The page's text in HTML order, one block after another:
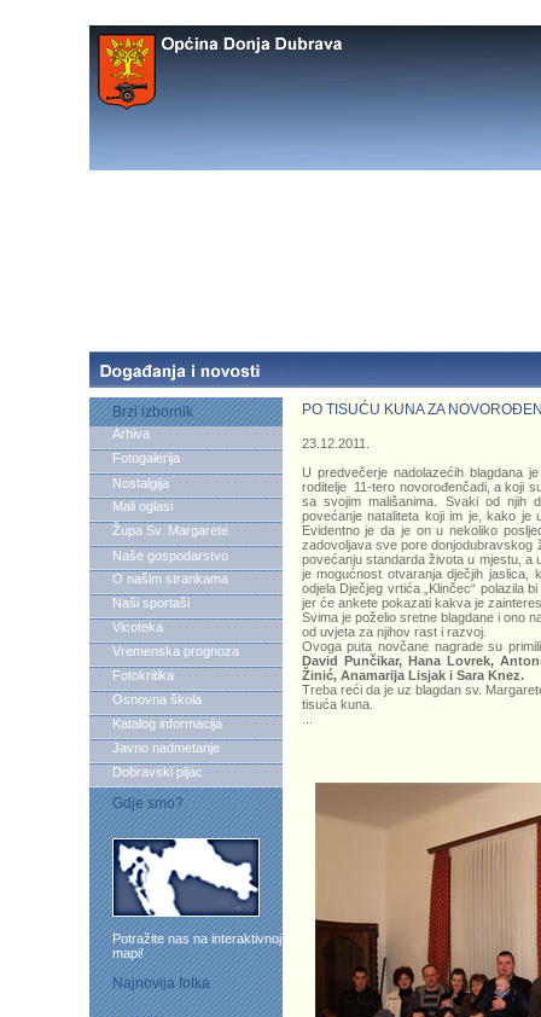
Brzi izbornik
Arhiva
Fotogalerija
Nostalgija
Mali oglasi
Župa Sv. Margarete
Naše gospodarstvo
O našim strankama
Naši sportaši
Vicoteka
Vremenska prognoza
Fotokritika
Osnovna škola
Katalog informacija
Javno nadmetanje
Dobravski pijac
Gdje smo?
Potražite nas na interaktivnoj
mapi!
Najnovija fotka
PO TISUĆU KUNA ZA
23.12.2011.
U predvečerje nadolazećih blagdana
roditelje 11-tero novorođenčadi, a koji
sa svojim mališanima. Svaki od njih
povećanje nataliteta koji im je, kako je
Evidentno je da je on u nekoliko
zadovoljava sve pore donjodubravskog
povećanju standarda života u mjestu, a
je mogućnost otvaranja dječjih jaslica,
odjela Dječjeg vrtića „Klinčec“ polazila
jer će ankete pokazati kakva je
Svima je poželio sretne blagdane i ono
od uvjeta za njihov rast i razvoj.
Ovoga puta novčane nagrade su
David Punčikar, Hana Lovrek,
Žinić, Anamarija Lisjak i Sara Knez.
Treba reći da je uz blagdan sv.
tisuća kuna.